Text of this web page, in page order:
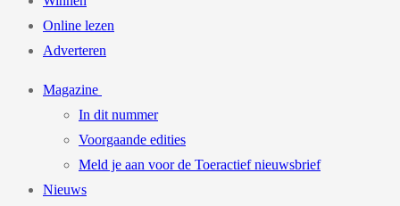
Online lezen
Adverteren
Magazine
In dit nummer
Voorgaande edities
Meld je aan voor de Toeractief nieuwsbrief
Nieuws